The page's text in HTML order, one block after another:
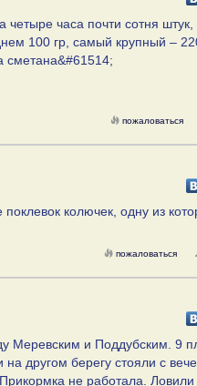
четыре часа почти сотня
100 гр, самый крупный –
сметана&#61514;
пожаловаться
колючек, одну из
пожаловаться
Меревским и Поддубским. 9
другом берегу стояли с
не работала. Ловили